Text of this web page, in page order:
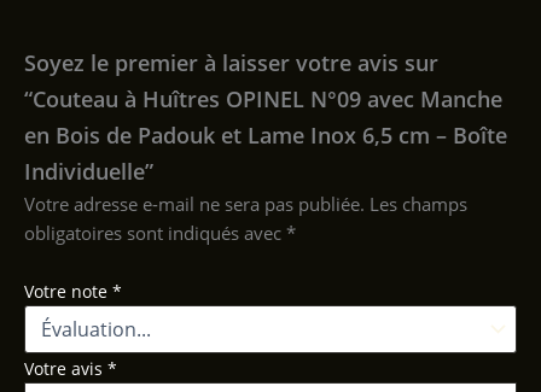
Soyez le premier à laisser votre avis sur
“Couteau à Huîtres OPINEL N°09 avec Manche
en Bois de Padouk et Lame Inox 6,5 cm – Boîte
Individuelle”
Votre adresse e-mail ne sera pas publiée. Les champs
obligatoires sont indiqués avec *
Votre note *
Votre avis *